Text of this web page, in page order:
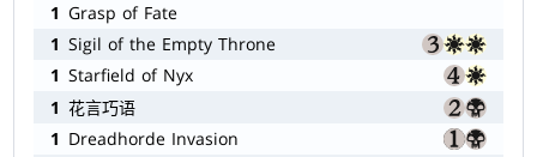
1 Grasp of Fate
1 Sigil of the Empty Throne
1 Starfield of Nyx
1 花言巧语
1 Dreadhorde Invasion